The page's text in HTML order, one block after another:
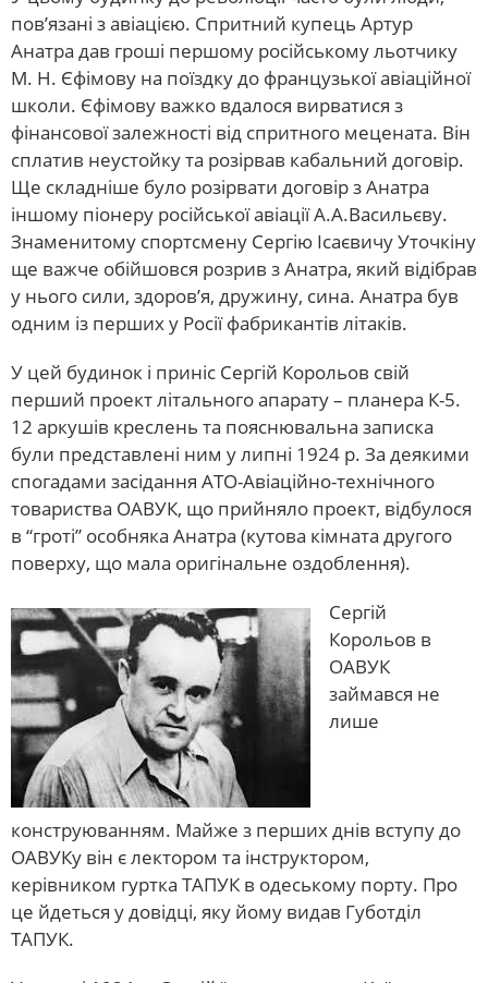
пов’язані з авіацією. Спритний купець Артур
Анатра дав гроші першому російському льотчику
М. Н. Єфімову на поїздку до французької авіаційної
школи. Єфімову важко вдалося вирватися з
фінансової залежності від спритного мецената. Він
сплатив неустойку та розірвав кабальний договір.
Ще складніше було розірвати договір з Анатра
іншому піонеру російської авіації А.А.Васильєву.
Знаменитому спортсмену Сергію Ісаєвичу Уточкіну
ще важче обійшовся розрив з Анатра, який відібрав
у нього сили, здоров’я, дружину, сина. Анатра був
одним із перших у Росії фабрикантів літаків.
У цей будинок і приніс Сергій Корольов свій
перший проект літального апарату – планера К-5.
12 аркушів креслень та пояснювальна записка
були представлені ним у липні 1924 р. За деякими
спогадами засідання АТО-Авіаційно-технічного
товариства ОАВУК, що прийняло проект, відбулося
в “гроті” особняка Анатра (кутова кімната другого
поверху, що мала оригінальне оздоблення).
Сергій
Корольов в
ОАВУК
займався не
лише
конструюванням. Майже з перших днів вступу до
ОАВУКу він є лектором та інструктором,
керівником гуртка ТАПУК в одеському порту. Про
це йдеться у довідці, яку йому видав Губотділ
ТАПУК.